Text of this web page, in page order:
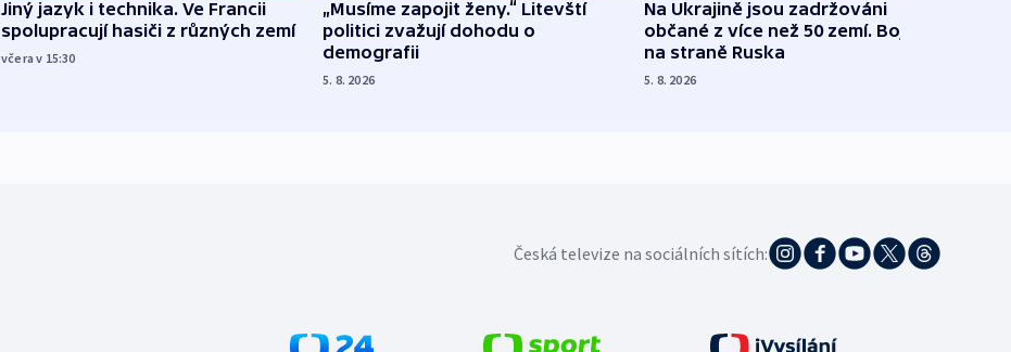
Jiný jazyk i technika. Ve Francii
spolupracují hasiči z různých zemí
včera v 15:30
„Musíme zapojit ženy.“ Litevští
politici zvažují dohodu o
demografii
5. 8. 2026
Na Ukrajině jsou zadržováni
občané z více než 50 zemí. Bojovali
na straně Ruska
5. 8. 2026
Česká televize na sociálních sítích: